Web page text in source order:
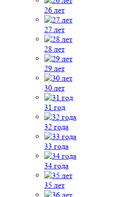
26 лет
27 лет
28 лет
29 лет
30 лет
31 год
32 года
33 года
34 года
35 лет